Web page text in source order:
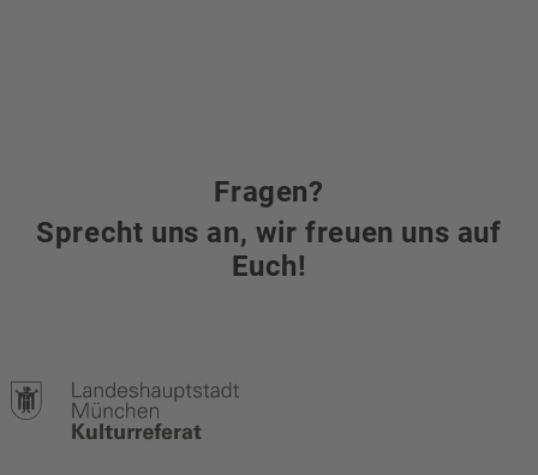
Fragen?
Sprecht uns an, wir freuen uns auf
Euch!